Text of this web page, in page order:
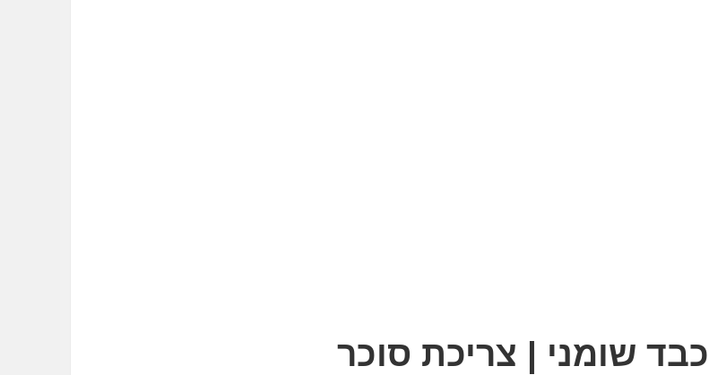
כבד שומני | צריכת סוכר